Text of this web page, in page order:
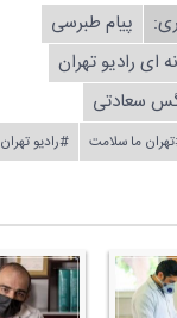
پیام طبرسی
ای رادیو تهران
سعادتی
ما سلامت #رادیو تهران